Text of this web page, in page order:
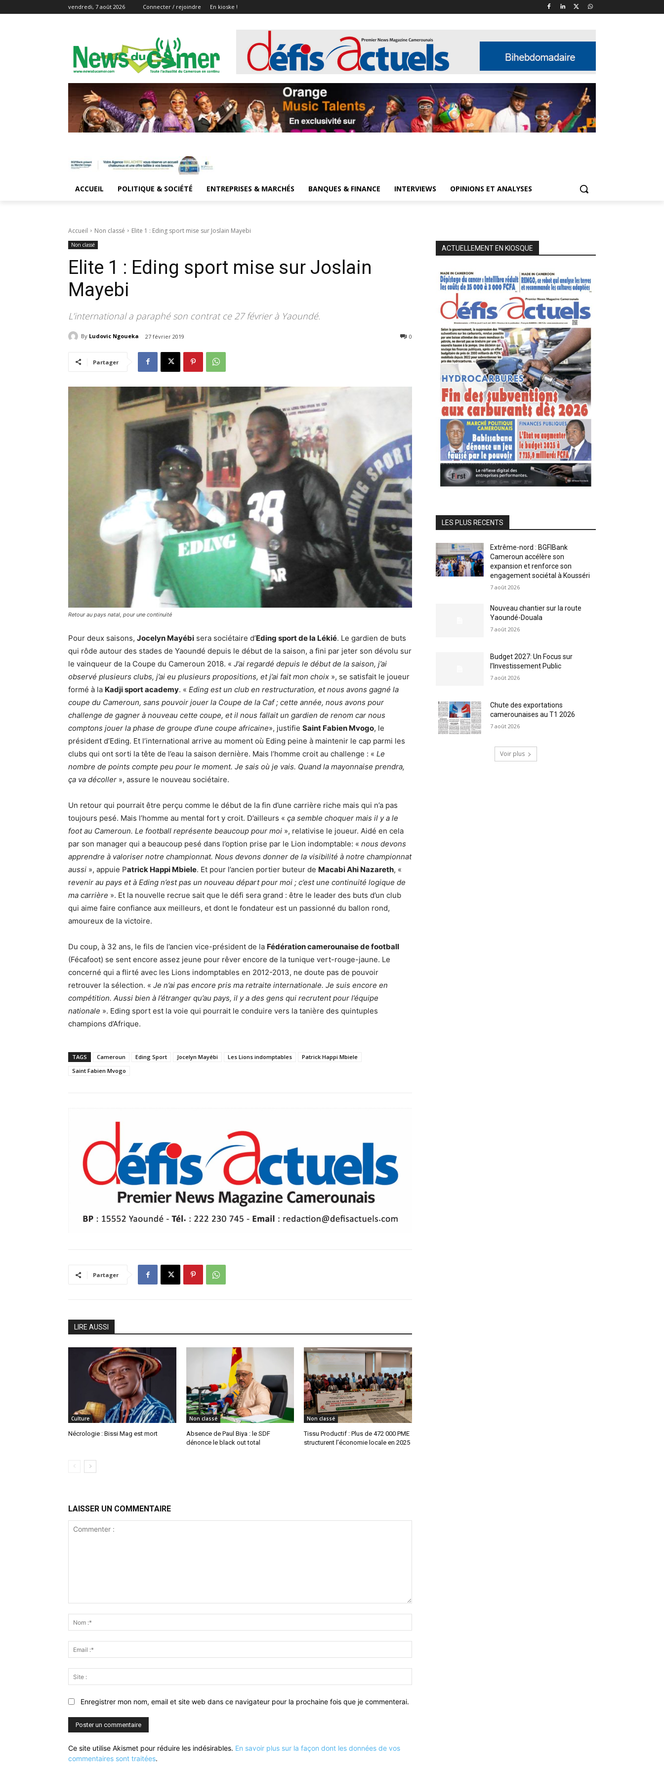
vendredi, 7 août 2026 Connecter / rejoindre En kioske !
ACCUEIL POLITIQUE & SOCIÉTÉ ENTREPRISES & MARCHÉS BANQUES & FINANCE INTERVIEWS OPINIONS ET ANALYSES
Accueil Non classé Elite 1 : Eding sport mise sur Joslain Mayebi
Non classé
Elite 1 : Eding sport mise sur Joslain
Mayebi
L’international a paraphé son contrat ce 27 février à Yaoundé.
By Ludovic Ngoueka 27 février 2019 0
Partager
Retour au pays natal, pour une continuité
Pour deux saisons, Jocelyn Mayébi sera sociétaire d’Eding sport de la Lékié. Le gardien de buts
qui rôde autour des stades de Yaoundé depuis le début de la saison, a fini par jeter son dévolu sur
le vainqueur de la Coupe du Cameroun 2018. « J’ai regardé depuis le début de la saison, j’ai
observé plusieurs clubs, j’ai eu plusieurs propositions, et j’ai fait mon choix », se satisfait le joueur
formé à la Kadji sport academy. « Eding est un club en restructuration, et nous avons gagné la
coupe du Cameroun, sans pouvoir jouer la Coupe de la Caf ; cette année, nous avons pour
challenge de gagner à nouveau cette coupe, et il nous fallait un gardien de renom car nous
comptons jouer la phase de groupe d’une coupe africaine», justifie Saint Fabien Mvogo, le
président d’Eding. Et l’international arrive au moment où Eding peine à maintenir le cap parmi les
clubs qui ont sorti la tête de l’eau la saison dernière. Mais l’homme croit au challenge : « Le
nombre de points compte peu pour le moment. Je sais où je vais. Quand la mayonnaise prendra,
ça va décoller », assure le nouveau sociétaire.
Un retour qui pourrait être perçu comme le début de la fin d’une carrière riche mais qui n’a pas
toujours pesé. Mais l’homme au mental fort y croit. D’ailleurs « ça semble choquer mais il y a le
foot au Cameroun. Le football représente beaucoup pour moi », relativise le joueur. Aidé en cela
par son manager qui a beaucoup pesé dans l’option prise par le Lion indomptable: « nous devons
apprendre à valoriser notre championnat. Nous devons donner de la visibilité à notre championnat
aussi », appuie Patrick Happi Mbiele. Et pour l’ancien portier buteur de Macabi Ahi Nazareth, «
revenir au pays et à Eding n’est pas un nouveau départ pour moi ; c’est une continuité logique de
ma carrière ». Et la nouvelle recrue sait que le défi sera grand : être le leader des buts d’un club
qui aime faire confiance aux meilleurs, et dont le fondateur est un passionné du ballon rond,
amoureux de la victoire.
Du coup, à 32 ans, le fils de l’ancien vice-président de la Fédération camerounaise de football
(Fécafoot) se sent encore assez jeune pour rêver encore de la tunique vert-rouge-jaune. Le
concerné qui a flirté avec les Lions indomptables en 2012-2013, ne doute pas de pouvoir
retrouver la sélection. « Je n’ai pas encore pris ma retraite internationale. Je suis encore en
compétition. Aussi bien à l’étranger qu’au pays, il y a des gens qui recrutent pour l’équipe
nationale ». Eding sport est la voie qui pourrait le conduire vers la tanière des quintuples
champions d’Afrique.
TAGS Cameroun Eding Sport Jocelyn Mayébi Les Lions indomptables
Patrick Happi Mbiele
Saint Fabien Mvogo
Partager
LIRE AUSSI
Culture
Nécrologie : Bissi Mag est mort
Non classé
Absence de Paul Biya : le SDF
dénonce le black out total
Non classé
Tissu Productif : Plus de 472 000 PME
structurent l’économie locale en 2025
LAISSER UN COMMENTAIRE
:*
:*
:
Enregistrer mon nom, email et site web dans ce navigateur pour la prochaine fois que je commenterai.
Ce site utilise Akismet pour réduire les indésirables. En savoir plus sur la façon dont les données de vos
commentaires sont traitées.
ACTUELLEMENT EN KIOSQUE
LES PLUS RECENTS
Extrême-nord : BGFIBank
Cameroun accélère son
expansion et renforce son
engagement sociétal à Kousséri
7 août 2026
Nouveau chantier sur la route
Yaoundé-Douala
7 août 2026
Budget 2027: Un Focus sur
l’Investissement Public
7 août 2026
Chute des exportations
camerounaises au T1 2026
7 août 2026
Voir plus